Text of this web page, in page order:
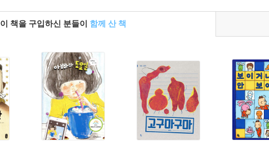
이 책을 구입하신 분들이 함께 산 책